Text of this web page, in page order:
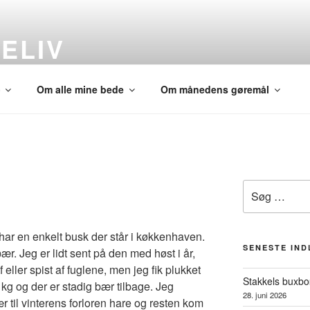
Om alle mine bede Om månedens gøremål
en enkelt busk der står i køkkenhaven.
Jeg er lidt sent på den med høst i år,
spist af fuglene, men jeg fik plukket
og der er stadig bær tilbage. Jeg
til vinterens forloren hare og resten kom
efter:
SENESTE
Stakkels
28. juni 2026